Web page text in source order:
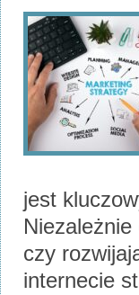
jest
czy
internecie